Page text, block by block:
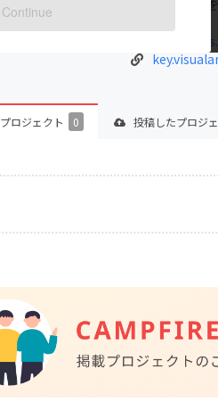
まちづくり・地域活性化
Continue
ームタイトル
visual-
プロジェクト 0 投稿したプロジ